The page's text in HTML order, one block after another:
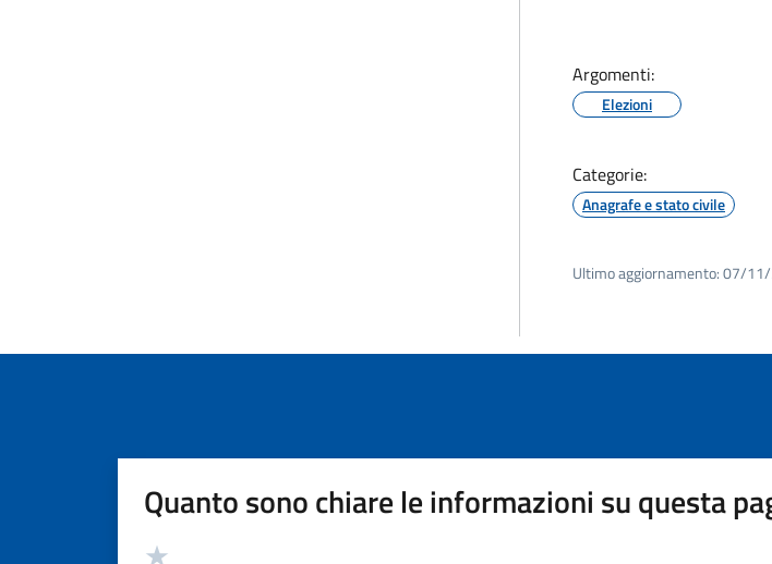
Argomenti:
Elezioni
Categorie:
Anagrafe e stato civile
Ultimo aggiornamento:07/11/
Quanto sono chiare le informazioni su questa
Valutazione